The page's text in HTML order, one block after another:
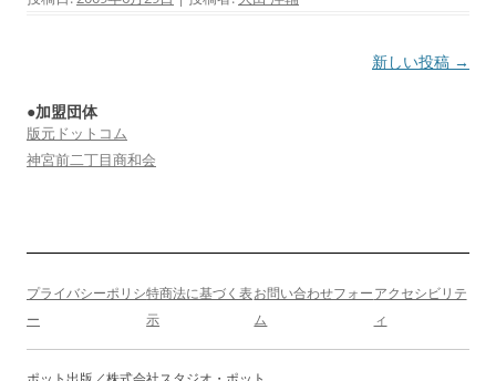
ナ
ビ
シ
新しい投稿 →
●加盟団体
版元ドットコム
神宮前二丁目商和会
プライバシーポリシ
ー
特商法に基づく表
示
お問い合わせフォー
ム
アクセシビリテ
ィ